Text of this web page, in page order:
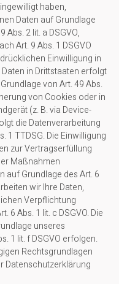
haben,
Daten auf Grundlage
Abs. 2 lit. a DSGVO,
Art. 9 Abs. 1 DSGVO
Einwilligung in
in Drittstaaten erfolgt
von Art. 49 Abs.
von Cookies oder in
(z. B. via Device-
die Datenverarbeitung
1 TTDSG. Die Einwilligung
zur Vertragserfüllung
Maßnahmen
auf Grundlage des Art. 6
wir Ihre Daten,
Verpflichtung
6 Abs. 1 lit. c DSGVO. Die
unseres
1 lit. f DSGVO erfolgen.
Rechtsgrundlagen
Datenschutzerklärung